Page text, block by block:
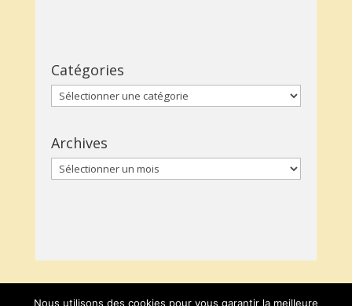
Archives
Nous utilisons des cookies pour vous garantir la meilleure